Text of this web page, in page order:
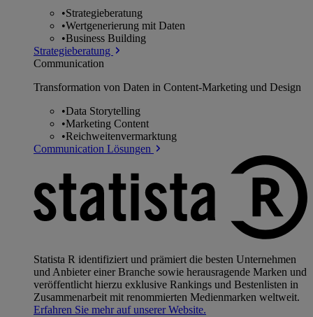
•Strategieberatung
•Wertgenerierung mit Daten
•Business Building
Strategieberatung
Communication
Transformation von Daten in Content-Marketing und Design
•Data Storytelling
•Marketing Content
•Reichweitenvermarktung
Communication Lösungen
Statista R identifiziert und prämiert die besten Unternehmen
und Anbieter einer Branche sowie herausragende Marken und
veröffentlicht hierzu exklusive Rankings und Bestenlisten in
Zusammenarbeit mit renommierten Medienmarken weltweit.
Erfahren Sie mehr auf unserer Website.